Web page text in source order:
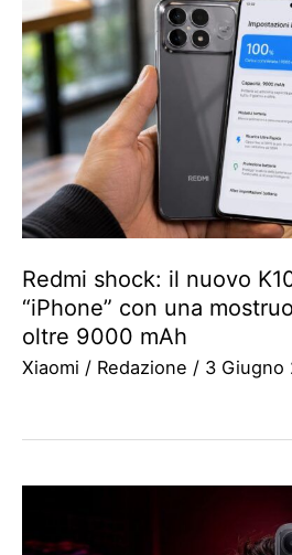
Redmi shock: il nuovo
“iPhone” con una
oltre 9000 mAh
Xiaomi / Redazione / 3 Giugno